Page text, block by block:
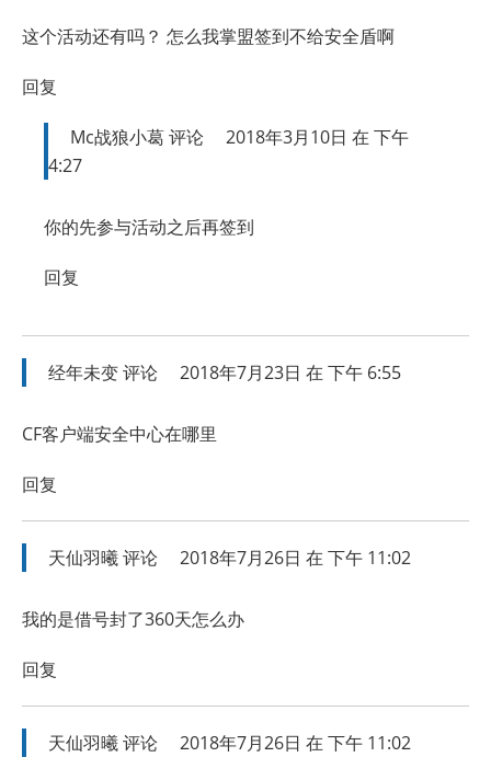
这个活动还有吗？ 怎么我掌盟签到不给安全盾啊
回复
Mc战狼小葛评论
2018年3月10日 在 下午
4:27
你的先参与活动之后再签到
回复
经年未变评论 2018年7月23日 在 下午 6:55
CF客户端安全中心在哪里
回复
天仙羽曦评论 2018年7月26日 在 下午 11:02
我的是借号封了360天怎么办
回复
天仙羽曦评论 2018年7月26日 在 下午 11:02